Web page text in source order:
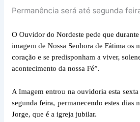
Permanência será até segunda
O Ouvidor do Nordeste pede que
imagem de Nossa Senhora de Fátima os
coração e se predisponham a viver,
acontecimento da nossa Fé”.
A Imagem entrou na ouvidoria esta
segunda feira, permanecendo estes dias
Jorge, que é a igreja jubilar.